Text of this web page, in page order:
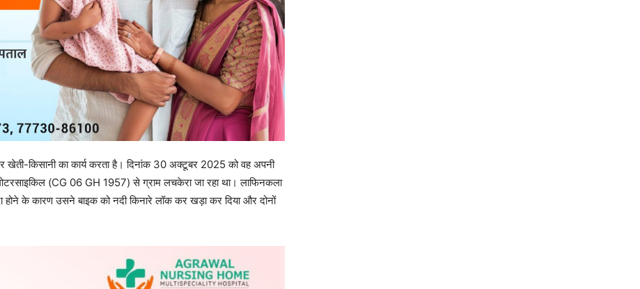
खेती-किसानी का कार्य करता है। दिनांक 30 अक्टूबर 2025 को वह अपनी
(CG 06 GH 1957) से ग्राम लचकेरा जा रहा था। लाफिनकला
होने के कारण उसने बाइक को नदी किनारे लॉक कर खड़ा कर दिया और दोनों